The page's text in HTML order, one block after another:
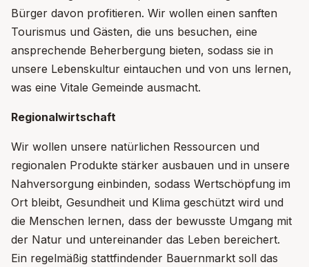
Bürger davon profitieren. Wir wollen einen sanften
Tourismus und Gästen, die uns besuchen, eine
ansprechende Beherbergung bieten, sodass sie in
unsere Lebenskultur eintauchen und von uns lernen,
was eine Vitale Gemeinde ausmacht.
Regionalwirtschaft
Wir wollen unsere natürlichen Ressourcen und
regionalen Produkte stärker ausbauen und in unsere
Nahversorgung einbinden, sodass Wertschöpfung im
Ort bleibt, Gesundheit und Klima geschützt wird und
die Menschen lernen, dass der bewusste Umgang mit
der Natur und untereinander das Leben bereichert.
Ein regelmäßig stattfindender Bauernmarkt soll das